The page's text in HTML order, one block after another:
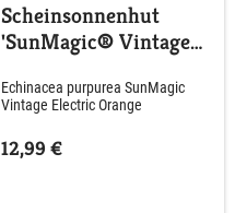
Scheinsonnenhut
'SunMagic® Vintage
Echinacea purpurea SunMagic
Vintage Electric Orange
12,99 €